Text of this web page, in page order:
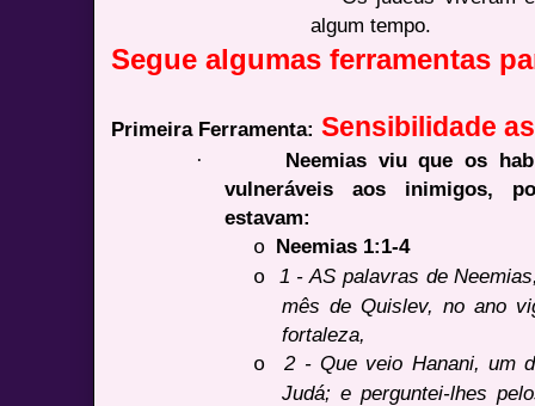
algum tempo.
Segue algumas ferramentas
Primeira Ferramenta: Sensibilidade
·
Neemias viu que os
vulneráveis aos inimigos,
estavam:
o Neemias 1:1-4
o
1 - AS palavras de
mês de Quislev, no ano
fortaleza,
o
2 - Que veio Hanani, um
Judá; e perguntei-lhes